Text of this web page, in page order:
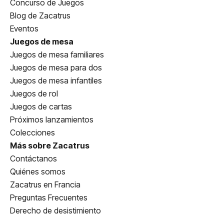
Concurso de Juegos
Blog de Zacatrus
Eventos
Juegos de mesa
Juegos de mesa familiares
Juegos de mesa para dos
Juegos de mesa infantiles
Juegos de rol
Juegos de cartas
Próximos lanzamientos
Colecciones
Más sobre Zacatrus
Contáctanos
Quiénes somos
Zacatrus en Francia
Preguntas Frecuentes
Derecho de desistimiento